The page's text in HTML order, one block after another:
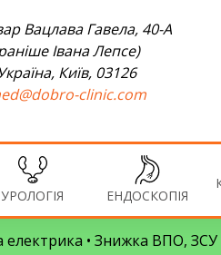
Вацлава Гавела, 40-А
Івана Лепсе)
Київ, 03126
clinic.com
УРОЛОГІЯ ЕНДОСКОПІЯ
електрика • Знижка ВПО, ЗСУ